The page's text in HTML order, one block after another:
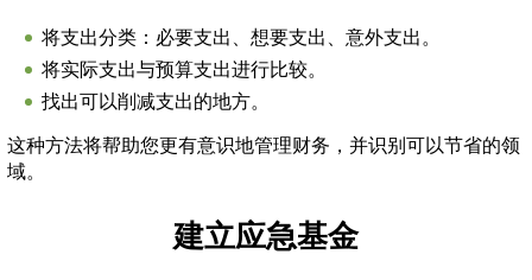
将支出分类：必要支出、想要支出、意外支出。
将实际支出与预算支出进行比较。
找出可以削减支出的地方。
这种方法将帮助您更有意识地管理财务，并识别可以节省的领
域。
建立应急基金